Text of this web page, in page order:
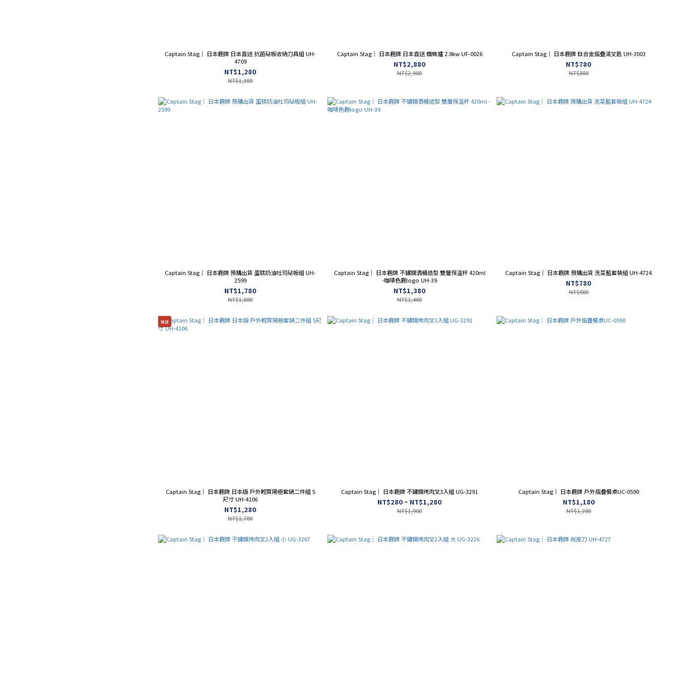
Captain Stag｜ 日本鹿牌 日本直送 抗菌砧板收納刀具組 UH-
4709
NT$1,280
NT$1,380
Captain Stag｜ 日本鹿牌 日本直送 蜘蛛爐 2.8kw UF-0026
NT$2,880
NT$2,980
Captain Stag｜ 日本鹿牌 鈦合金摺疊湯叉匙 UH-3003
NT$780
NT$880
Captain Stag｜ 日本鹿牌 預購出貨 蛋糕奶油吐司砧板組 UH-
2599
NT$1,780
NT$1,880
Captain Stag｜ 日本鹿牌 不鏽鋼酒桶造型 雙層保溫杯 420ml
-咖啡色鹿logo UH-39
NT$1,380
NT$1,480
Captain Stag｜ 日本鹿牌 預購出貨 洗菜藍套裝組 UH-4724
NT$780
NT$880
現貨
Captain Stag｜ 日本鹿牌 日本版 戶外輕質陽極套鍋二件組 S
尺寸 UH-4106
NT$1,280
NT$1,780
Captain Stag｜ 日本鹿牌 不鏽鋼烤肉叉3入組 UG-3291
NT$280 ~ NT$1,280
NT$1,900
Captain Stag｜ 日本鹿牌 戶外摺疊餐桌UC-0590
NT$1,180
NT$1,280